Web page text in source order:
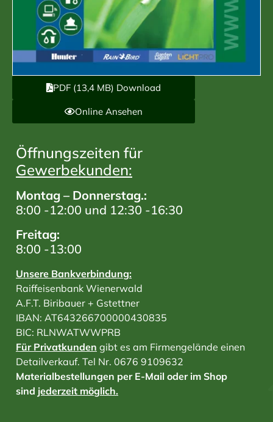
PDF (13,4 MB) Download
Online Ansehen
Öffnungszeiten für
Gewerbekunden:
Montag – Donnerstag.:
8:00 -12:00 und 12:30 -16:30
Freitag:
8:00 -13:00
Unsere Bankverbindung:
Raiffeisenbank Wienerwald
A.F.T. Biribauer + Gstettner
IBAN: AT643266700000430835
BIC: RLNWATWWPRB
Für Privatkunden gibt es am Firmengelände einen
Detailverkauf. Tel Nr. 0676 9109632
Materialbestellungen per E-Mail oder im Shop
sind jederzeit möglich.